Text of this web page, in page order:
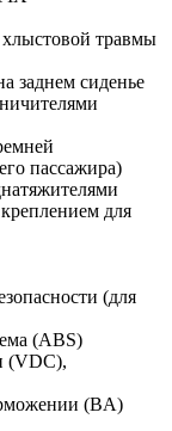
травмы
заднем сиденье
пассажира)
для
(для
(ABS)
(VDC),
(BA)